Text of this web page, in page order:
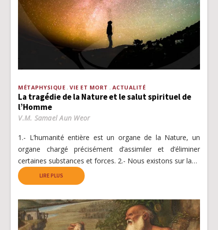
MÉTAPHYSIQUE VIE ET MORT ACTUALITÉ
La tragédie de la Nature et le salut spirituel de
l’Homme
V.M. Samael Aun Weor
1.- L’humanité entière est un organe de la Nature, un
organe chargé précisément d’assimiler et d’éliminer
certaines substances et forces. 2.- Nous existons sur la…
LIRE PLUS